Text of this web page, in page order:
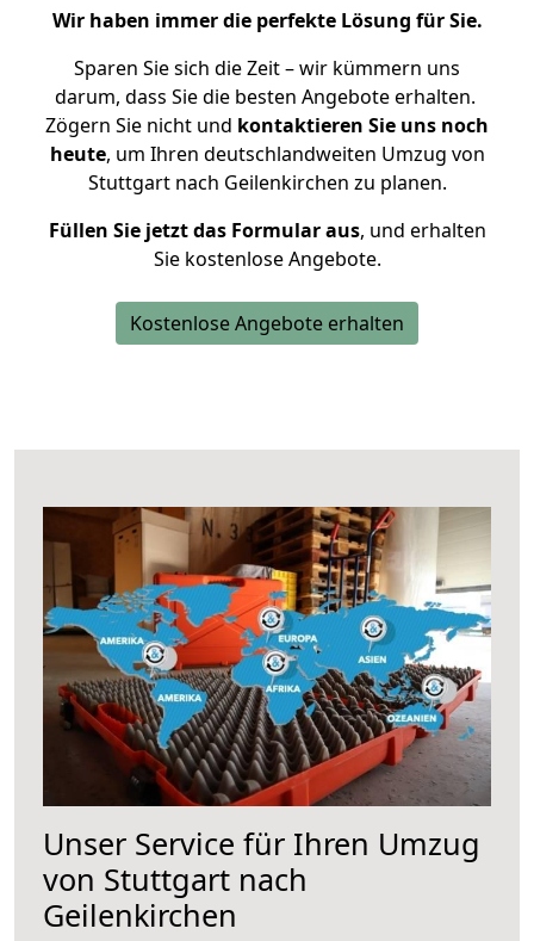
Wir haben immer die perfekte Lösung für Sie.
Sparen Sie sich die Zeit – wir kümmern uns
darum, dass Sie die besten Angebote erhalten.
Zögern Sie nicht und kontaktieren Sie uns noch
heute, um Ihren deutschlandweiten Umzug von
Stuttgart nach Geilenkirchen zu planen.
Füllen Sie jetzt das Formular aus, und erhalten
Sie kostenlose Angebote.
Kostenlose Angebote erhalten
Unser Service für Ihren Umzug
von Stuttgart nach
Geilenkirchen